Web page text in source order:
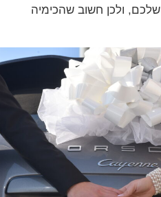
ולכן חשוב שהכימיה